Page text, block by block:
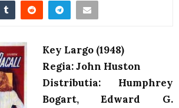
Key Largo (1948)
Regia: John Huston
Distributia: Humphrey
Bogart, Edward G.